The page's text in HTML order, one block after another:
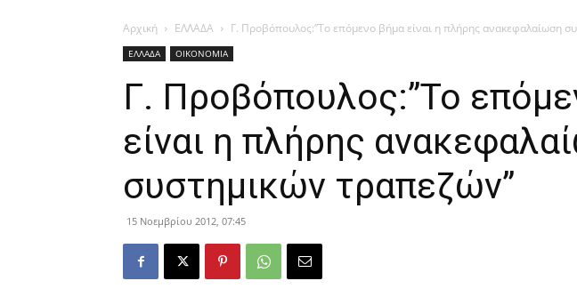
Αρχική ΕΛΛΑΔΑ Γ. Προβόπουλος:”Το επόμενο βήμα είναι η πλήρης ανακεφαλαίωση
ΕΛΛΑΔΑ ΟΙΚΟΝΟΜΙΑ
Γ. Προβόπουλος:”Το
είναι η πλήρης
συστημικών τραπεζών”
15 Νοεμβρίου 2012, 07:45